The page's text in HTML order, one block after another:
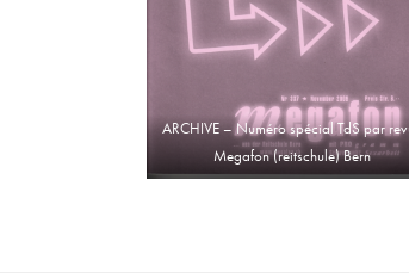
ARCHIVE – Numéro spécial TdS par
Megafon (reitschule) Bern